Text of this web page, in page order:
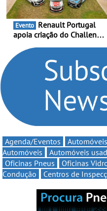
Evento
apoia criação do Challenge
compromisso com o
automobilismo nacional
continua em 2026
Agenda/Eventos
Automóveis
Automóveis
Oficinas Pneus
Oficinas
Condução
Centros de